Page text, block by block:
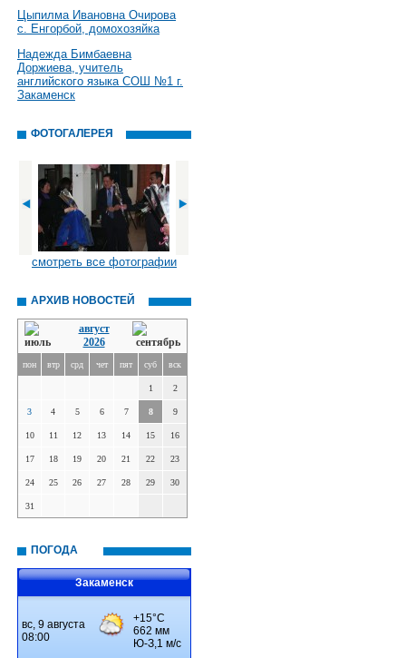
Цыпилма Ивановна Очирова
с. Енгорбой, домохозяйка
Надежда Бимбаевна
Доржиева, учитель
английского языка СОШ №1 г.
Закаменск
ФОТОГАЛЕРЕЯ
смотреть все фотографии
АРХИВ НОВОСТЕЙ
август
2026
пон втр срд чет пят суб вск
1 2
3 4 5 6 7 8 9
10 11 12 13 14 15 16
17 18 19 20 21 22 23
24 25 26 27 28 29 30
31
ПОГОДА
Закаменск